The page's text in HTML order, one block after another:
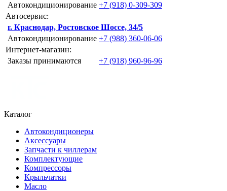
Автокондиционирование +7 (918) 0-309-309
Автосервис:
г. Краснодар, Ростовское Шоссе, 34/5
Автокондиционирование +7 (988) 360-06-06
Интернет-магазин:
Заказы принимаются
+7 (918) 960-96-96
Каталог
Автокондиционеры
Аксессуары
Запчасти к чиллерам
Комплектующие
Компрессоры
Крыльчатки
Масло